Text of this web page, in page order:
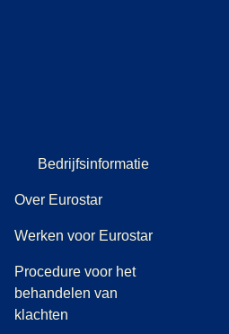
Bedrijfsinformatie
Over Eurostar
Werken voor Eurostar
Procedure voor het
behandelen van
klachten